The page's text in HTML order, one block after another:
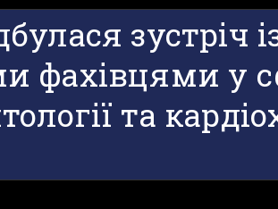
зустріч
фахівцями у
та